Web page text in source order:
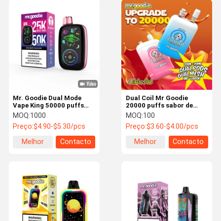
Dual Coil Mr Goodie
20000 puffs sabor de
fruta 5% nicotina tipo C
carregamento rápido
MOQ:100
Preço:$3.60-$4.00/pcs
Melhor
Contacto
Mr. Goodie Dual Mode
Vape King 50000 puffs
descartável dupla bobina
40 ml líquido recheado
MOQ:1000
Preço:$4.90-$5.30/pcs
Melhor
Contacto